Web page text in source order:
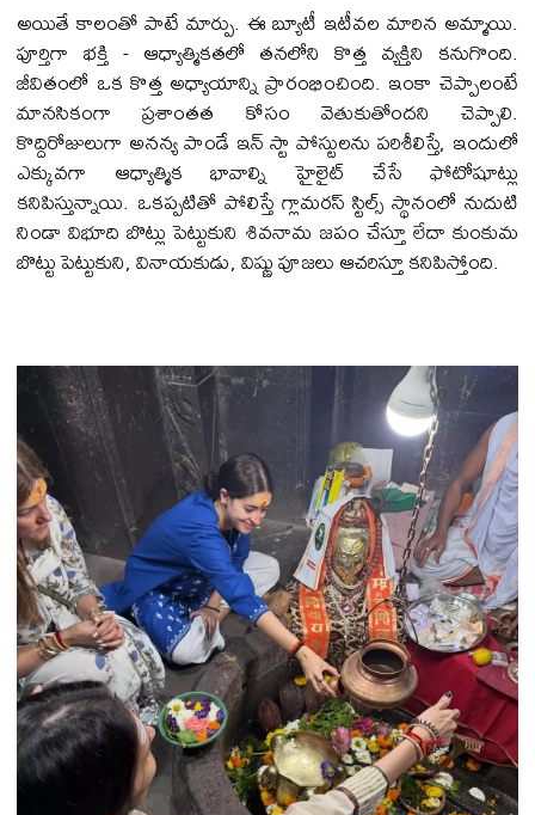
అయితే కాలంతో పాటే మార్పు. ఈ బ్యూటీ ఇటీవ‌ల మారిన అమ్మాయి.
పూర్తిగా భ‌క్తి - ఆధ్యాత్మిక‌త‌లో త‌న‌లోని కొత్త వ్య‌క్తిని క‌నుగొంది.
జీవితంలో ఒక కొత్త అధ్యాయాన్ని ప్రారంభించింది. ఇంకా చెప్పాలంటే
మాన‌సికంగా ప్ర‌శాంత‌త కోసం వెతుకుతోంద‌ని చెప్పాలి.
కొద్దిరోజులుగా అన‌న్య పాండే ఇన్ స్టా పోస్టుల‌ను ప‌రిశీలిస్తే, ఇందులో
ఎక్కువ‌గా ఆధ్యాత్మిక భావాల్ని హైలైట్ చేసే ఫోటోషూట్లు
క‌నిపిస్తున్నాయి. ఒక‌ప్ప‌టితో పోలిస్తే గ్లామ‌ర‌స్ స్టిల్స్ స్థానంలో నుదుటి
నిండా విభూది బొట్లు పెట్టుకుని శివ‌నామ జ‌పం చేస్తూ లేదా కుంకుమ
బొట్టు పెట్టుకుని, వినాయ‌కుడు, విష్ణు పూజ‌లు ఆచ‌రిస్తూ క‌నిపిస్తోంది.